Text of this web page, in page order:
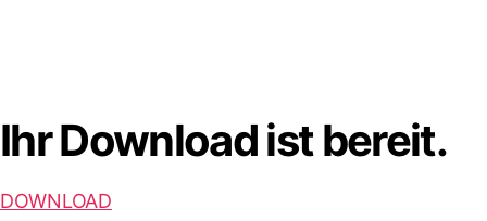
Ihr Download ist bereit.
DOWNLOAD